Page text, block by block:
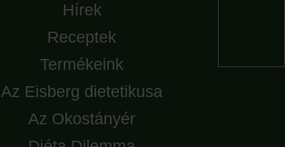
Hírek
Receptek
Termékeink
Az Eisberg dietetikusa
Az Okostányér